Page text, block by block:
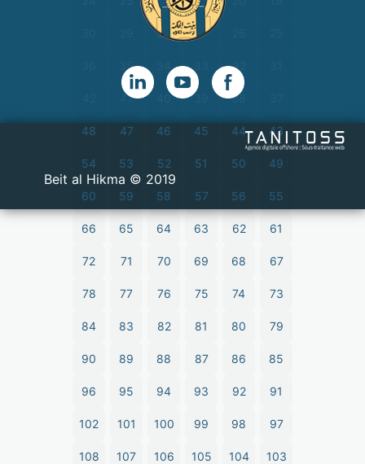
27
28
32
35
38
39
40
41
43
44
45
46
47
48
49
50
51
52
53
54
55
56
57
58
59
60
61
62
63
64
65
66
67
68
69
70
71
72
73
74
75
76
77
78
79
80
81
82
83
84
85
86
87
88
89
90
91
92
93
94
95
96
97
98
99
100
101
102
103
104
105
106
107
108
2019 © Beit al Hikma